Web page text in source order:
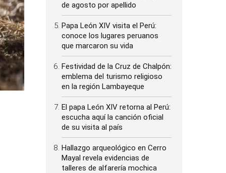
de agosto por apellido
Papa León XIV visita el Perú:
conoce los lugares peruanos
que marcaron su vida
Festividad de la Cruz de Chalpón:
emblema del turismo religioso
en la región Lambayeque
El papa León XIV retorna al Perú:
escucha aquí la canción oficial
de su visita al país
Hallazgo arqueológico en Cerro
Mayal revela evidencias de
talleres de alfarería mochica